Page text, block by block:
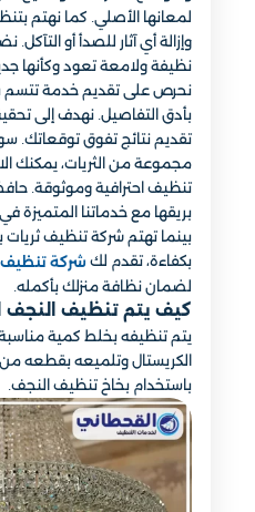
لمعانها الأصلي. كما نهتم
وإزالة أي آثار للصدأ أو
نظيفة ولامعة تعود وكأنها
نحرص على تقديم خدمة تتسم
بأدق التفاصيل. نهدف إلى
تقديم نتائج تفوق توقعاتك.
مجموعة من الثريات، يمكنك
تنظيف احترافية وموثوقة.
بريقها مع خدماتنا المتميزة
بينما تهتم شركة تنظيف ثريات
بكفاءة، تقدم لك شركة تنظيف
لضمان نظافة منزلك بأكمله.
كيف يتم تنظيف النجف
يتم تنظيفه بخلط كمية
الكريستال وتلميعه بقطعه من
باستخدام بخاخ تنظيف النجف.